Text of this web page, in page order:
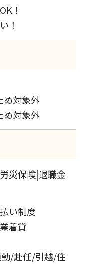
！
！
め対象外
め対象外
災保険|退職金
制度
着貸
/赴任/引越/住